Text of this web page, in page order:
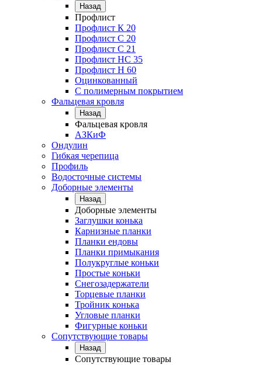
Назад
Профлист
Профлист К 20
Профлист С 20
Профлист C 21
Профлист НС 35
Профлист Н 60
Оцинкованный
С полимерным покрытием
Фальцевая кровля
Назад
Фальцевая кровля
АЗКиФ
Ондулин
Гибкая черепица
Профиль
Водосточные системы
Доборные элементы
Назад
Доборные элементы
Заглушки конька
Карнизные планки
Планки ендовы
Планки примыкания
Полукруглые коньки
Простые коньки
Снегозадержатели
Торцевые планки
Тройник конька
Угловые планки
Фигурные коньки
Сопутствующие товары
Назад
Сопутствующие товары